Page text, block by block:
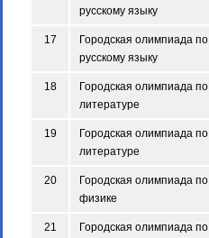
русскому языку
17
Городская олимпиада по
русскому языку
18
Городская олимпиада по
литературе
19
Городская олимпиада по
литературе
20
Городская олимпиада по
физике
21
Городская олимпиада по